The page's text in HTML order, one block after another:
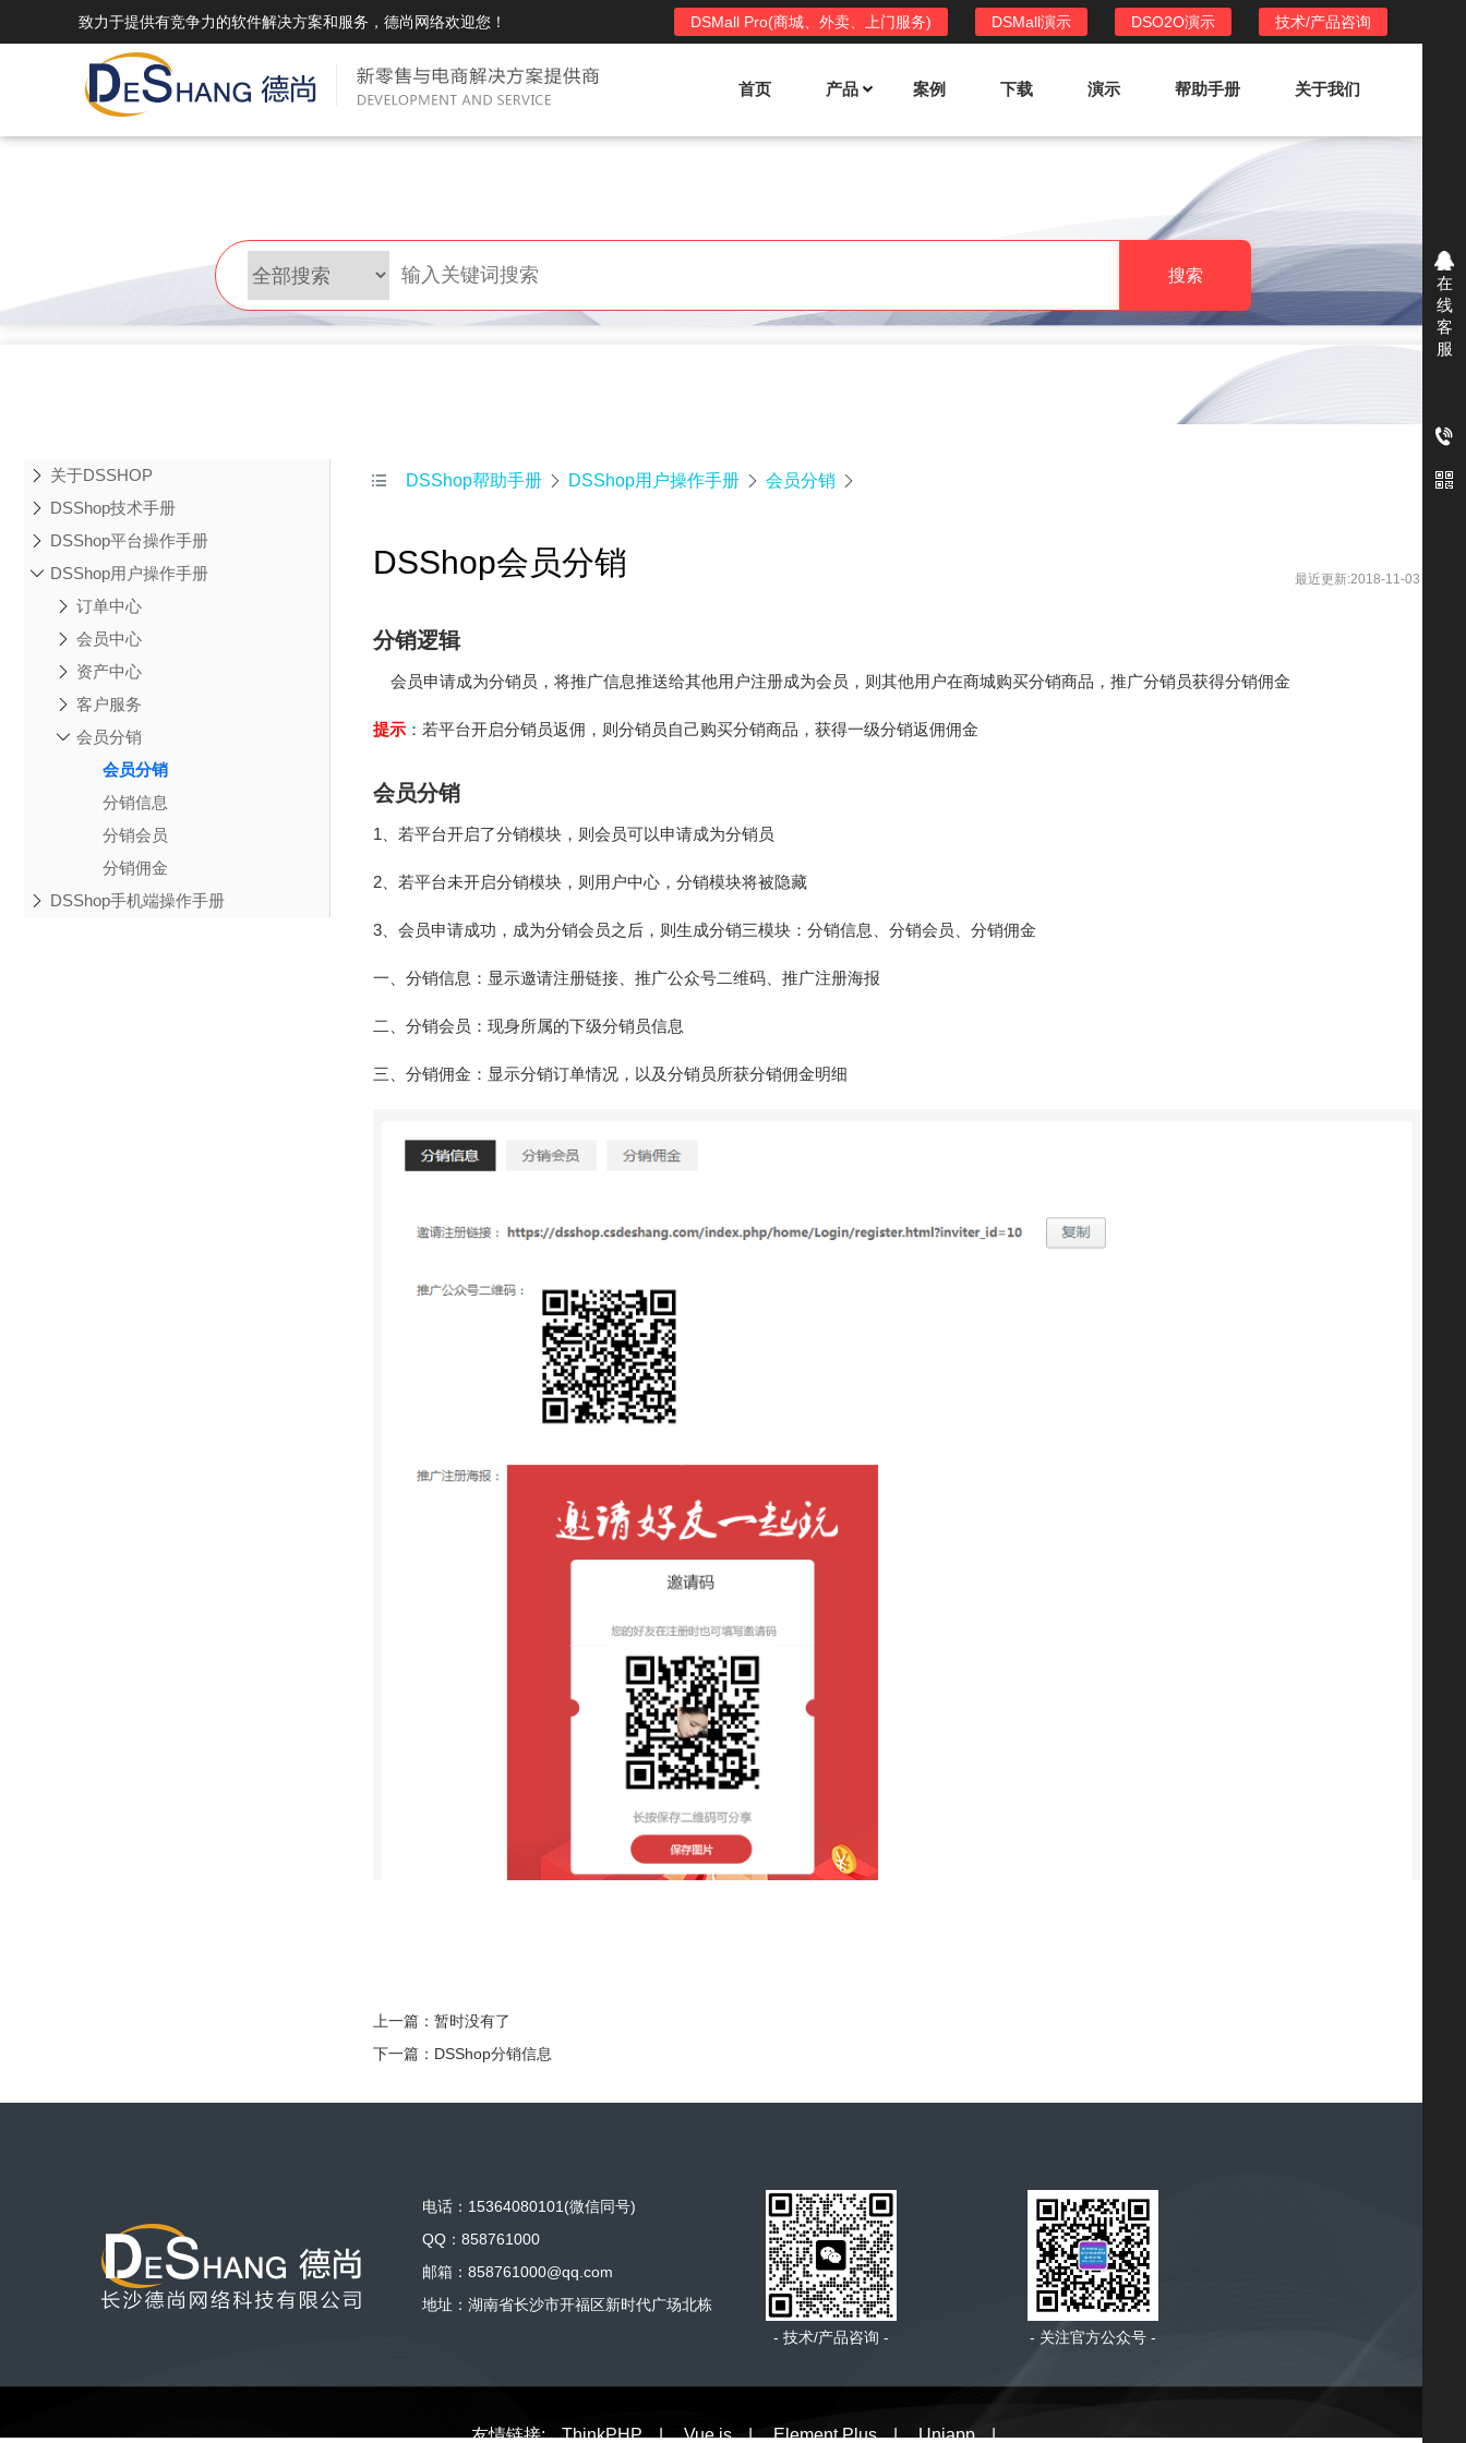
致力于提供有竞争力的软件解决方案和服务，德尚网络欢迎您！ 技术/产品咨询
DSO2O演示
DSMall演示
DSMall Pro(商城、外卖、上门服务)
首页 产品
DSMall Pro功能列表
DSMall Pro支持商城购物，外卖，上门
服务，短视频等功能。
DSMall功能列表
系统支持平台自营、分销、拼团、限时
折扣、优惠套装、微信、小程序等
DSShop功能列表 DSO2O功能列表
提供新零售线上化经营管理工具，基于
LBS定位，只为让更多客户、多次到店
消费
案例 下载 演示 帮助手册 关于我们
搜索
关于DSSHOP
DSShop技术手册
DSShop平台操作手册
DSShop用户操作手册
订单中心
会员中心
资产中心
客户服务
会员分销
会员分销
分销信息
分销会员
分销佣金
DSShop手机端操作手册
 DSShop帮助手册  DSShop用户操作手册  会员分销 
DSShop会员分销 最近更新:2018-11-03
分销逻辑
会员申请成为分销员，将推广信息推送给其他用户注册成为会员，则其他用户在商城购买分销商品，推广分销员获得分销佣金
提示 ：若平台开启分销员返佣，则分销员自己购买分销商品，获得一级分销返佣佣金
会员分销
1、若平台开启了分销模块，则会员可以申请成为分销员
2、若平台未开启分销模块，则用户中心，分销模块将被隐藏
3、会员申请成功，成为分销会员之后，则生成分销三模块：分销信息、分销会员、分销佣金
一、分销信息：显示邀请注册链接、推广公众号二维码、推广注册海报
二、分销会员：现身所属的下级分销员信息
三、分销佣金：显示分销订单情况，以及分销员所获分销佣金明细
上一篇：暂时没有了
下一篇： DSShop分销信息
电话：15364080101(微信同号)
QQ：858761000
邮箱：858761000@qq.com
地址：湖南省长沙市开福区新时代广场北栋
- 技术/产品咨询 -
- 关注官方公众号 -
友情链接: ThinkPHP | Vue.js | Element Plus | Uniapp |
在
线
客
服